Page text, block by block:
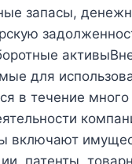
запасы,
для
в течение
включают
патенты,